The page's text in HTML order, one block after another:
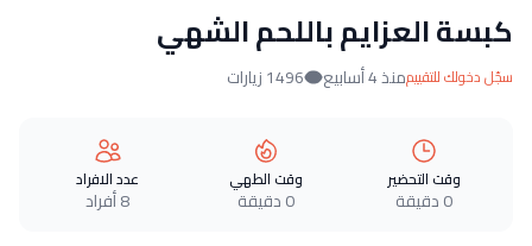
كبسة العزايم باللحم الشهي
سجّل دخولك للتقييممنذ 4 أسابيع 1496 زيارات
وقت التحضير
0 دقيقة
وقت الطهي
0 دقيقة
عدد الافراد
8 أفراد